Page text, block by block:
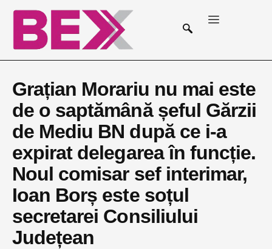
Grațian Morariu nu mai este
de o saptămână șeful Gărzii
de Mediu BN după ce i-a
expirat delegarea în funcție.
Noul comisar sef interimar,
Ioan Borș este soțul
secretarei Consiliului
Județean